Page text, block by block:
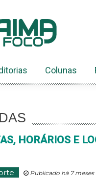
Colunas
HORÁRIOS E
Publicado há 7 meses